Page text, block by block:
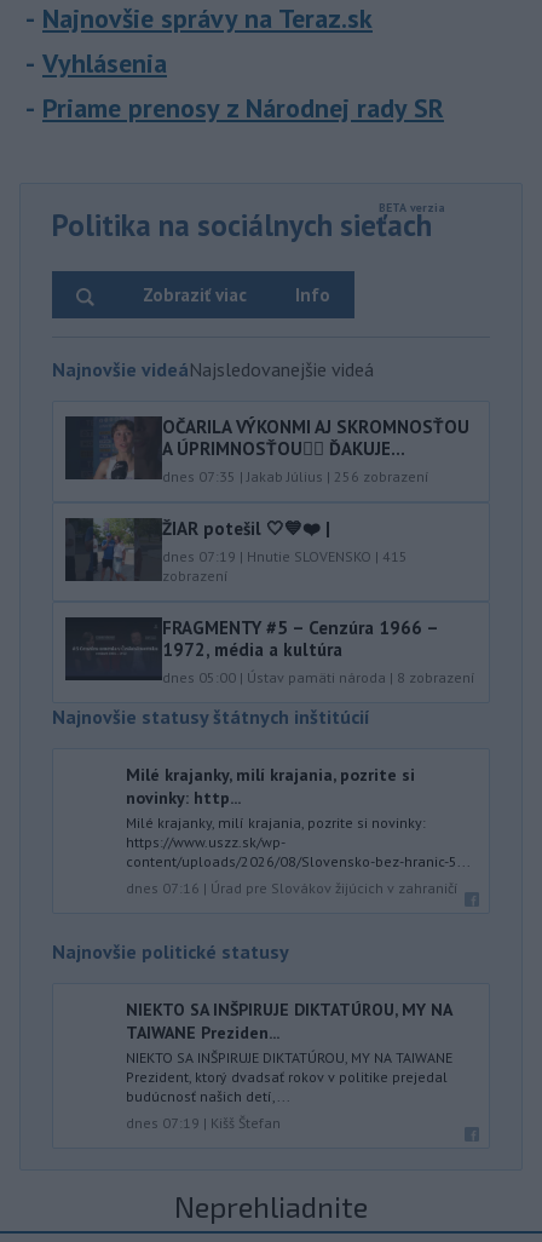
Najnovšie správy na Teraz.sk
Vyhlásenia
Priame prenosy z Národnej rady SR
Politika na sociálnych sieťach
Info
Zobraziť viac
Najnovšie videáNajsledovanejšie videá
OČARILA VÝKONMI AJ SKROMNOSŤOU
A ÚPRIMNOSŤOU👍🏻 ĎAKUJE...
dnes 07:35 |Jakab Július | 256 zobrazení
ŽIAR potešil 🤍💙❤️ |
dnes 07:19 | Hnutie SLOVENSKO | 415
zobrazení
FRAGMENTY #5 – Cenzúra 1966 –
1972, média a kultúra
dnes 05:00 | Ústav pamäti národa | 8 zobrazení
Najnovšie statusy štátnych inštitúcií
Milé krajanky, milí krajania, pozrite si
novinky: http...
Milé krajanky, milí krajania, pozrite si novinky:
https://www.uszz.sk/wp-
content/uploads/2026/08/Slovensko-bez-hranic-5...
dnes 07:16 | Úrad pre Slovákov žijúcich v zahraničí
Najnovšie politické statusy
NIEKTO SA INŠPIRUJE DIKTATÚROU, MY NA
TAIWANE Preziden...
NIEKTO SA INŠPIRUJE DIKTATÚROU, MY NA TAIWANE
Prezident, ktorý dvadsať rokov v politike prejedal
budúcnosť našich detí,...
dnes 07:19 | Kišš Štefan
Neprehliadnite